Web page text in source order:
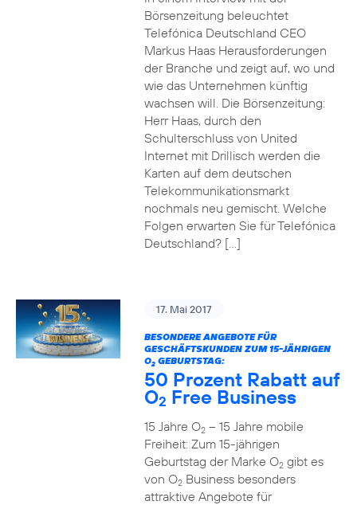
Börsenzeitung beleuchtet
Telefónica Deutschland CEO
Markus Haas Herausforderungen
der Branche und zeigt auf, wo und
wie das Unternehmen künftig
wachsen will. Die Börsenzeitung:
Herr Haas, durch den
Schulterschluss von United
Internet mit Drillisch werden die
Karten auf dem deutschen
Telekommunikationsmarkt
nochmals neu gemischt. Welche
Folgen erwarten Sie für Telefónica
Deutschland? […]
17. Mai 2017
BESONDERE ANGEBOTE FÜR
GESCHÄFTSKUNDEN ZUM 15-JÄHRIGEN
O2GEBURTSTAG:
50 Prozent Rabatt auf
O2 Free Business
15 Jahre O2– 15 Jahre mobile
Freiheit: Zum 15-jährigen
Geburtstag der Marke O2gibt es
von O2Business besonders
attraktive Angebote für